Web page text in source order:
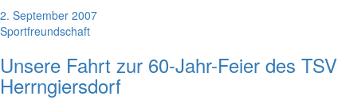
2. September 2007
Sportfreundschaft
Unsere Fahrt zur 60-Jahr-Feier des TSV
Herrngiersdorf